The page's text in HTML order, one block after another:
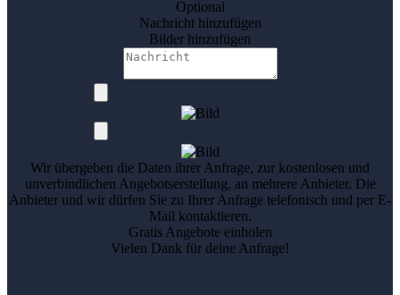
Optional
Nachricht hinzufügen
Bilder hinzufügen
Wir übergeben die Daten ihrer Anfrage, zur kostenlosen und
unverbindlichen Angebotserstellung, an mehrere Anbieter. Die
Anbieter und wir dürfen Sie zu Ihrer Anfrage telefonisch und per E-
Mail kontaktieren.
Gratis Angebote einholen
Vielen Dank für deine Anfrage!